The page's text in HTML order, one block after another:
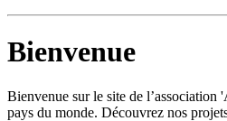
Bienvenue
Bienvenue sur le site de
pays du monde. Découvrez nos